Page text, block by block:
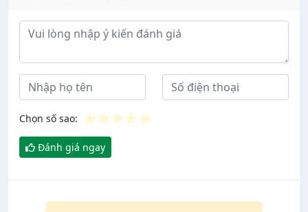
Ý kiến đánh giá
Chọn số sao: ⭐⭐⭐⭐⭐
Đánh giá ngay